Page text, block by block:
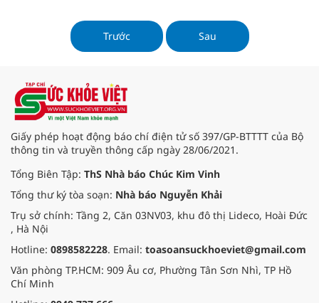
công dụng của các cây thuốc Nam
có sẵn trong vườn nhà. Đối với
những người bị bệnh gan nhiễm
còn giúp mát gan, tăng cường sức
khỏe.
Trước Sau
Giấy phép hoạt động báo chí điện tử số 397/GP-BTTTT của Bộ
thông tin và truyền thông cấp ngày 28/06/2021.
Tổng Biên Tập: ThS Nhà báo Chúc Kim Vinh
Tổng thư ký tòa soạn: Nhà báo Nguyễn Khải
Trụ sở chính: Tầng 2, Căn 03NV03, khu đô thị Lideco, Hoài Đức
, Hà Nội
Hotline: 0898582228. Email: toasoansuckhoeviet@gmail.com
Văn phòng TP.HCM: 909 Âu cơ, Phường Tân Sơn Nhì, TP Hồ
Chí Minh